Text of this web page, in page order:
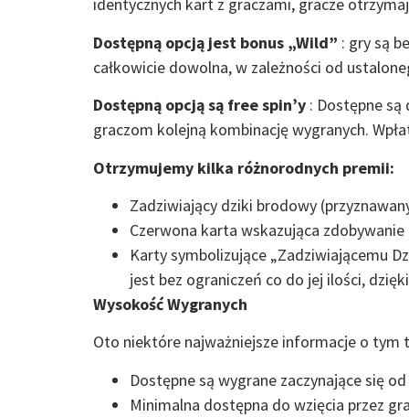
identycznych kart z graczami, gracze
Dostępną opcją jest bonus „Wild” : gry są
całkowicie dowolna, w zależności od
Dostępną opcją są free spin’y : Dostępne
graczom kolejną kombinację wygranych.
Otrzymujemy kilka różnorodnych premii:
Zadziwiający dziki brodowy
Czerwona karta wskazująca
Karty symbolizujące „Zadziwiającemu
jest bez ograniczeń co do jej ilości,
Wysokość Wygranych
Oto niektóre najważniejsze informacje o tym
Dostępne są wygrane zaczynające się
Minimalna dostępna do wzięcia przez